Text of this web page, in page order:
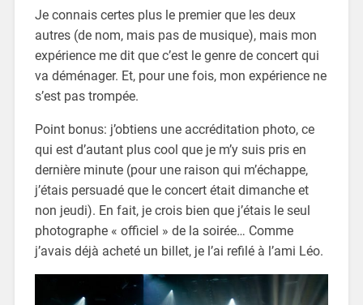
Je connais certes plus le premier que les deux
autres (de nom, mais pas de musique), mais mon
expérience me dit que c’est le genre de concert qui
va déménager. Et, pour une fois, mon expérience ne
s’est pas trompée.
Point bonus: j’obtiens une accréditation photo, ce
qui est d’autant plus cool que je m’y suis pris en
dernière minute (pour une raison qui m’échappe,
j’étais persuadé que le concert était dimanche et
non jeudi). En fait, je crois bien que j’étais le seul
photographe « officiel » de la soirée… Comme
j’avais déjà acheté un billet, je l’ai refilé à l’ami Léo.